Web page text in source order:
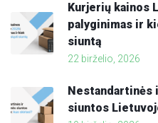
Kurjerių kainos
palyginimas ir
siuntą
22 birželio, 2026
Nestandartinės
siuntos